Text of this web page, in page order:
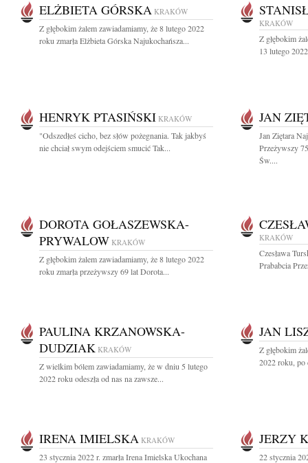
ELŻBIETA GÓRSKA KRAKÓW
Z głębokim żalem zawiadamiamy, że 8 lutego 2022
roku zmarła Elżbieta Górska Najukochańsza...
KRAKÓW
Z głębokim
13 lutego
HENRYK PTASIŃSKI KRAKÓW
"Odszedłeś cicho, bez słów pożegnania. Tak jakbyś
nie chciał swym odejściem smucić Tak...
JAN
Jan Ziętara
Przeżywszy
Św....
DOROTA GOŁASZEWSKA-
PRYWALOW KRAKÓW
Z głębokim żalem zawiadamiamy, że 8 lutego 2022
roku zmarła przeżywszy 69 lat Dorota...
KRAKÓW
Czesława
Prababcia
PAULINA KRZANOWSKA-
DUDZIAK KRAKÓW
Z wielkim bólem zawiadamiamy, że w dniu 5 lutego
2022 roku odeszła od nas na zawsze...
JAN
Z głębokim
2022 roku, po
IRENA IMIELSKA KRAKÓW
23 stycznia 2022 r. zmarła Irena Imielska Ukochana
JERZY
22 stycznia